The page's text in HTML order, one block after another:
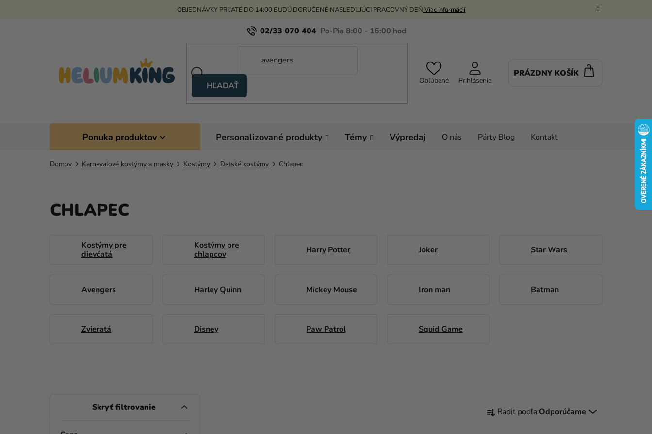
OBJEDNÁVKY PRIJATÉ DO 14:00 BUDÚ DORUČENÉ NASLEDUJÚCI PRACOVNÝ DEŇ Viac informácií
02/33 070 404
HĽADAŤ Obľúbené Prihlásenie
PRÁZDNY KOŠÍK
Ponuka produktov Personalizované produkty Témy Výpredaj O nás Párty Blog Kontakt
Domov Karnevalové kostýmy a masky Kostýmy Detské kostýmy Chlapec
CHLAPEC
Kostýmy pre
dievčatá
Kostýmy pre
chlapcov
Harry Potter Joker Star Wars
Avengers Harley Quinn Mickey Mouse Iron man Batman
Zvieratá Disney Paw Patrol Squid Game
R Radiť podľa:Odporúčame